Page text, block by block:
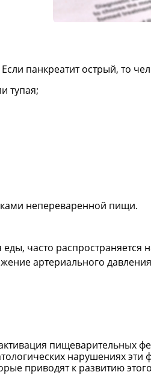
панкреатит острый, то
тупая;
непереваренной пищи.
часто распространяется
артериального
пищеварительных
нарушениях
приводят к развитию